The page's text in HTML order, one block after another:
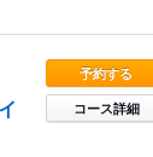
予約する
コース詳細